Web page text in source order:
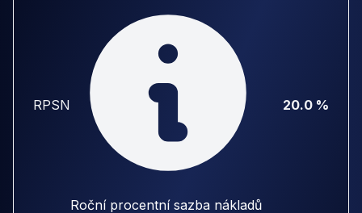
RPSN
Roční procentní sazba nákladů
20.0 %